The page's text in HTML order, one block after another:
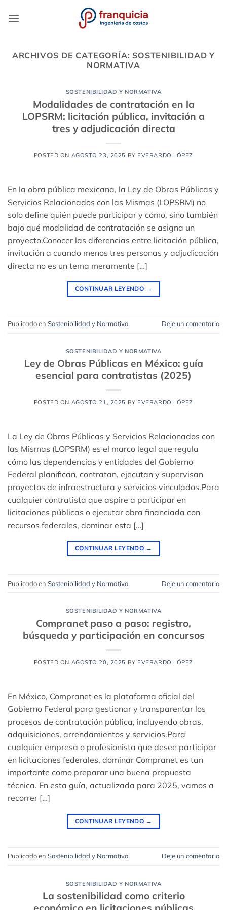
ARCHIVOS DE CATEGORÍA: SOSTENIBILIDAD Y
NORMATIVA
SOSTENIBILIDAD Y NORMATIVA
Modalidades de contratación en la
LOPSRM: licitación pública, invitación a
tres y adjudicación directa
POSTED ON AGOSTO 23, 2025 BY EVERARDO LÓPEZ
En la obra pública mexicana, la Ley de Obras Públicas y
Servicios Relacionados con las Mismas (LOPSRM) no
solo define quién puede participar y cómo, sino también
bajo qué modalidad de contratación se asigna un
proyecto.Conocer las diferencias entre licitación pública,
invitación a cuando menos tres personas y adjudicación
directa no es un tema meramente […]
CONTINUAR LEYENDO →
Publicado en Sostenibilidad y Normativa Deje un comentario
SOSTENIBILIDAD Y NORMATIVA
Ley de Obras Públicas en México: guía
esencial para contratistas (2025)
POSTED ON AGOSTO 21, 2025 BY EVERARDO LÓPEZ
La Ley de Obras Públicas y Servicios Relacionados con
las Mismas (LOPSRM) es el marco legal que regula
cómo las dependencias y entidades del Gobierno
Federal planifican, contratan, ejecutan y supervisan
proyectos de infraestructura y servicios vinculados.Para
cualquier contratista que aspire a participar en
licitaciones públicas o ejecutar obra financiada con
recursos federales, dominar esta […]
CONTINUAR LEYENDO →
Publicado en Sostenibilidad y Normativa Deje un comentario
SOSTENIBILIDAD Y NORMATIVA
Compranet paso a paso: registro,
búsqueda y participación en concursos
POSTED ON AGOSTO 20, 2025 BY EVERARDO LÓPEZ
En México, Compranet es la plataforma oficial del
Gobierno Federal para gestionar y transparentar los
procesos de contratación pública, incluyendo obras,
adquisiciones, arrendamientos y servicios.Para
cualquier empresa o profesionista que desee participar
en licitaciones federales, dominar Compranet es tan
importante como preparar una buena propuesta
técnica. En esta guía, actualizada para 2025, vamos a
recorrer […]
CONTINUAR LEYENDO →
Publicado en Sostenibilidad y Normativa Deje un comentario
SOSTENIBILIDAD Y NORMATIVA
La sostenibilidad como criterio